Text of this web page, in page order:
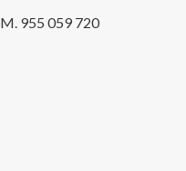
M. 955 059 720